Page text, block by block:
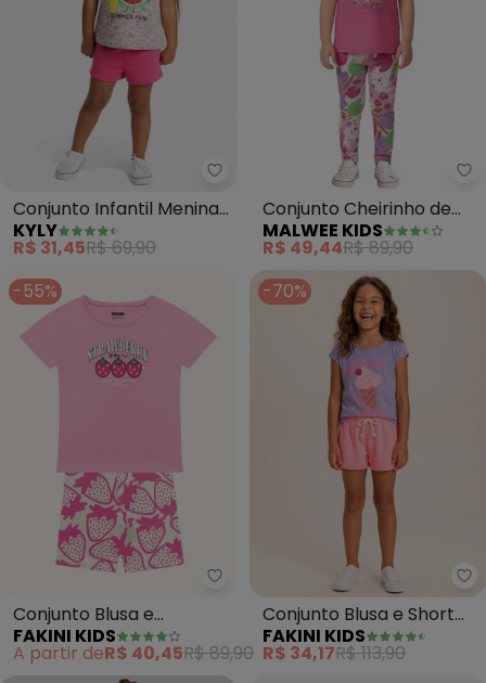
Kyly - Conjunto Infantil Menina
Conjunto Infantil Menina
Melancia (Rosa)
KYLY
R$ 31,45R$ 69,90
Conjunto Cheirinho de
Flor com Glitter (Rosa)
MALWEE KIDS
R$ 49,44R$ 89,90
-55%
Fakini Kids - Conjunto Blusa e
Conjunto Blusa e
Bermuda Ciclista (Rosa)
FAKINI KIDS
A partir deR$ 40,45R$ 89,90
-70%
Conjunto Blusa e Short
(Rosa)
FAKINI KIDS
R$ 34,17R$ 113,90